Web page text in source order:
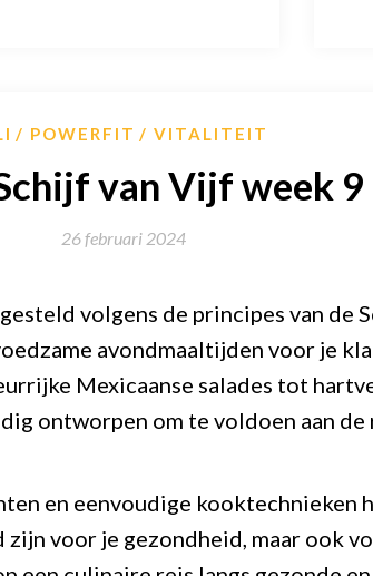
POWERFIT VITALITEIT
van Vijf week
26 februari 2024
volgens de principes van de
avondmaaltijden voor je
Mexicaanse salades tot
ontworpen om te voldoen aan
en eenvoudige kooktechnieken
voor je gezondheid, maar ook